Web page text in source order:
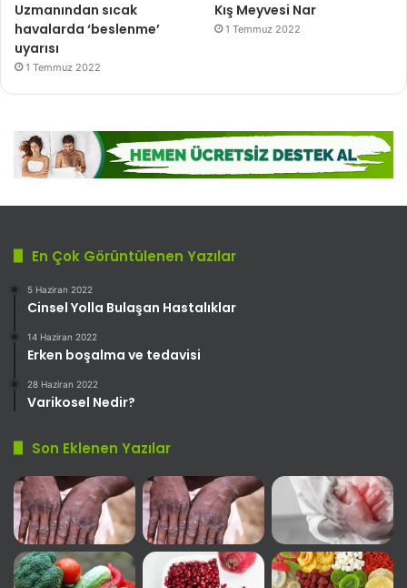
Uzmanından sıcak
havalarda ‘beslenme’
uyarısı
1 Temmuz 2022
Kış Meyvesi Nar
1 Temmuz 2022
En Çok Görüntülenen Yazılar
5 Haziran 2022
Cinsel Yolla Bulaşan Hastalıklar
14 Haziran 2022
Erken boşalma ve tedavisi
28 Haziran 2022
Varikosel Nedir?
Son Eklenen Yazılar